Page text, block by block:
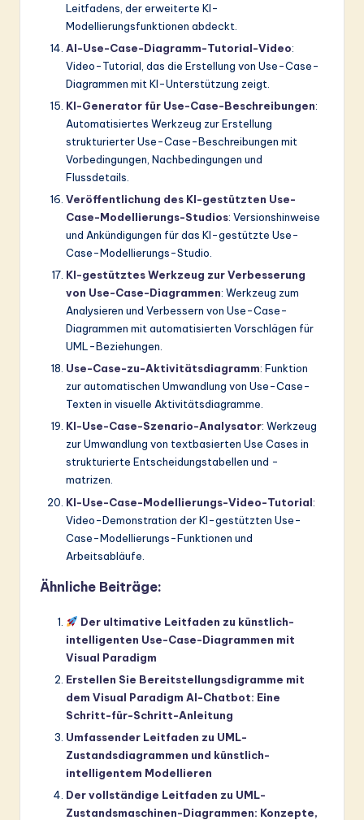
Leitfadens, der erweiterte KI-
Modellierungsfunktionen abdeckt.
AI-Use-Case-Diagramm-Tutorial-Video:
Video-Tutorial, das die Erstellung von Use-Case-
Diagrammen mit KI-Unterstützung zeigt.
KI-Generator für Use-Case-Beschreibungen:
Automatisiertes Werkzeug zur Erstellung
strukturierter Use-Case-Beschreibungen mit
Vorbedingungen, Nachbedingungen und
Flussdetails.
Veröffentlichung des KI-gestützten Use-
Case-Modellierungs-Studios: Versionshinweise
und Ankündigungen für das KI-gestützte Use-
Case-Modellierungs-Studio.
KI-gestütztes Werkzeug zur Verbesserung
von Use-Case-Diagrammen: Werkzeug zum
Analysieren und Verbessern von Use-Case-
Diagrammen mit automatisierten Vorschlägen für
UML-Beziehungen.
Use-Case-zu-Aktivitätsdiagramm: Funktion
zur automatischen Umwandlung von Use-Case-
Texten in visuelle Aktivitätsdiagramme.
KI-Use-Case-Szenario-Analysator: Werkzeug
zur Umwandlung von textbasierten Use Cases in
strukturierte Entscheidungstabellen und -
matrizen.
KI-Use-Case-Modellierungs-Video-Tutorial:
Video-Demonstration der KI-gestützten Use-
Case-Modellierungs-Funktionen und
Arbeitsabläufe.
Ähnliche Beiträge:
Der ultimative Leitfaden zu künstlich-
intelligenten Use-Case-Diagrammen mit
Visual Paradigm
Erstellen Sie Bereitstellungsdigramme mit
dem Visual Paradigm AI-Chatbot: Eine
Schritt-für-Schritt-Anleitung
Umfassender Leitfaden zu UML-
Zustandsdiagrammen und künstlich-
intelligentem Modellieren
Der vollständige Leitfaden zu UML-
Zustandsmaschinen-Diagrammen: Konzepte,